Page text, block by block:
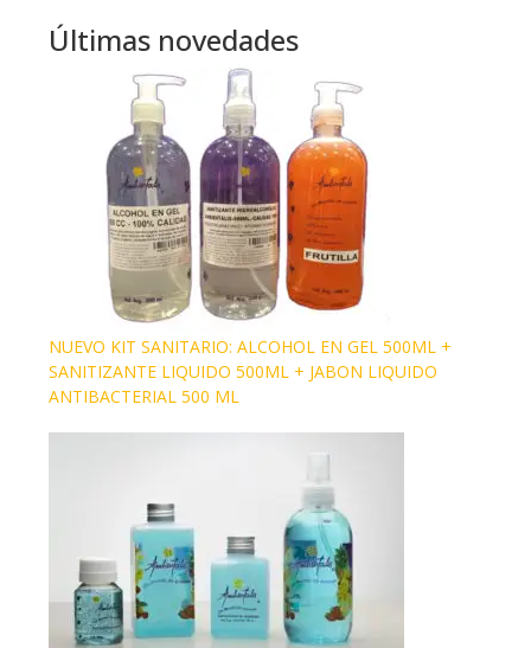
Últimas novedades
NUEVO KIT SANITARIO: ALCOHOL EN GEL 500ML +
SANITIZANTE LIQUIDO 500ML + JABON LIQUIDO
ANTIBACTERIAL 500 ML